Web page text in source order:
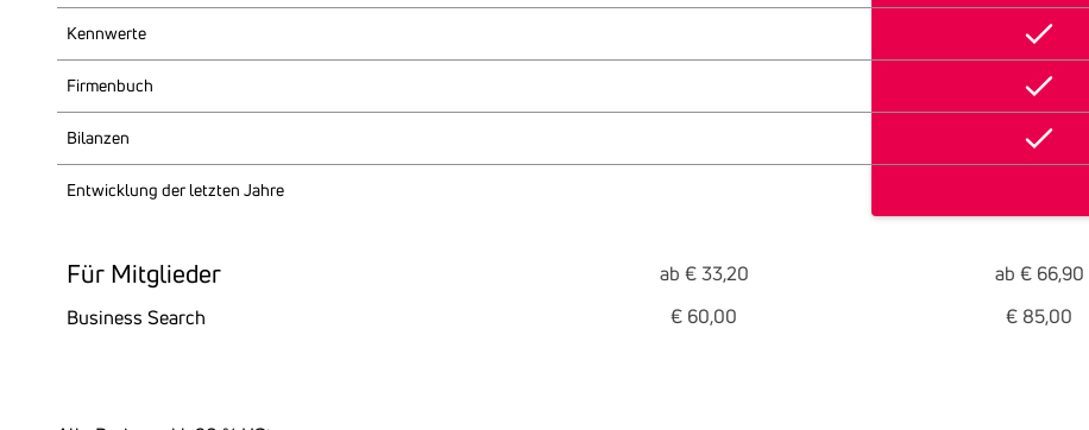
Kenn­werte
Firmen­buch
Bilanzen
Entwick­lung der letzten Jahre
Für Mitglieder ab € 33,20 ab € 66,90
Busi­ness Search
€ 60,00 € 85,00